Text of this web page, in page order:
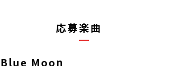
応募楽曲
Blue Moon